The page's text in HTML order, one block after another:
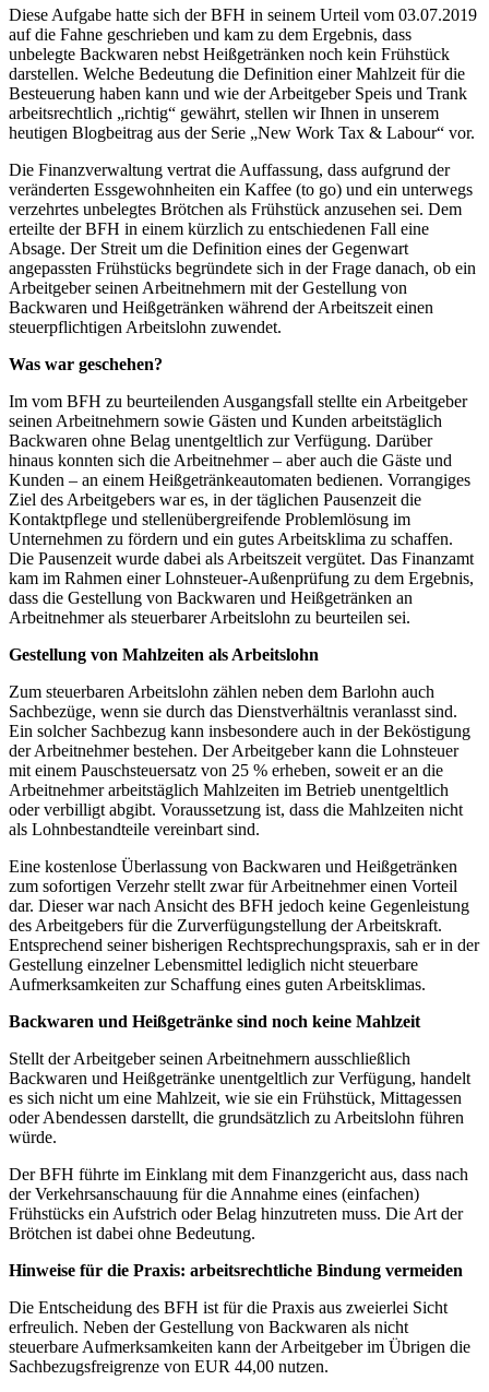
Diese Aufgabe hatte sich der BFH in seinem Urteil vom 03.07.2019
auf die Fahne geschrieben und kam zu dem Ergebnis, dass
unbelegte Backwaren nebst Heißgetränken noch kein Frühstück
darstellen. Welche Bedeutung die Definition einer Mahlzeit für die
Besteuerung haben kann und wie der Arbeitgeber Speis und Trank
arbeitsrechtlich „richtig“ gewährt, stellen wir Ihnen in unserem
heutigen Blogbeitrag aus der Serie „New Work Tax & Labour“ vor.
Die Finanzverwaltung vertrat die Auffassung, dass aufgrund der
veränderten Essgewohnheiten ein Kaffee (to go) und ein unterwegs
verzehrtes unbelegtes Brötchen als Frühstück anzusehen sei. Dem
erteilte der BFH in einem kürzlich zu entschiedenen Fall eine
Absage. Der Streit um die Definition eines der Gegenwart
angepassten Frühstücks begründete sich in der Frage danach, ob ein
Arbeitgeber seinen Arbeitnehmern mit der Gestellung von
Backwaren und Heißgetränken während der Arbeitszeit einen
steuerpflichtigen Arbeitslohn zuwendet.
Was war geschehen?
Im vom BFH zu beurteilenden Ausgangsfall stellte ein Arbeitgeber
seinen Arbeitnehmern sowie Gästen und Kunden arbeitstäglich
Backwaren ohne Belag unentgeltlich zur Verfügung. Darüber
hinaus konnten sich die Arbeitnehmer – aber auch die Gäste und
Kunden – an einem Heißgetränkeautomaten bedienen. Vorrangiges
Ziel des Arbeitgebers war es, in der täglichen Pausenzeit die
Kontaktpflege und stellenübergreifende Problemlösung im
Unternehmen zu fördern und ein gutes Arbeitsklima zu schaffen.
Die Pausenzeit wurde dabei als Arbeitszeit vergütet. Das Finanzamt
kam im Rahmen einer Lohnsteuer-Außenprüfung zu dem Ergebnis,
dass die Gestellung von Backwaren und Heißgetränken an
Arbeitnehmer als steuerbarer Arbeitslohn zu beurteilen sei.
Gestellung von Mahlzeiten als Arbeitslohn
Zum steuerbaren Arbeitslohn zählen neben dem Barlohn auch
Sachbezüge, wenn sie durch das Dienstverhältnis veranlasst sind.
Ein solcher Sachbezug kann insbesondere auch in der Beköstigung
der Arbeitnehmer bestehen. Der Arbeitgeber kann die Lohnsteuer
mit einem Pauschsteuersatz von 25 % erheben, soweit er an die
Arbeitnehmer arbeitstäglich Mahlzeiten im Betrieb unentgeltlich
oder verbilligt abgibt. Voraussetzung ist, dass die Mahlzeiten nicht
als Lohnbestandteile vereinbart sind.
Eine kostenlose Überlassung von Backwaren und Heißgetränken
zum sofortigen Verzehr stellt zwar für Arbeitnehmer einen Vorteil
dar. Dieser war nach Ansicht des BFH jedoch keine Gegenleistung
des Arbeitgebers für die Zurverfügungstellung der Arbeitskraft.
Entsprechend seiner bisherigen Rechtsprechungspraxis, sah er in der
Gestellung einzelner Lebensmittel lediglich nicht steuerbare
Aufmerksamkeiten zur Schaffung eines guten Arbeitsklimas.
Backwaren und Heißgetränke sind noch keine Mahlzeit
Stellt der Arbeitgeber seinen Arbeitnehmern ausschließlich
Backwaren und Heißgetränke unentgeltlich zur Verfügung, handelt
es sich nicht um eine Mahlzeit, wie sie ein Frühstück, Mittagessen
oder Abendessen darstellt, die grundsätzlich zu Arbeitslohn führen
würde.
Der BFH führte im Einklang mit dem Finanzgericht aus, dass nach
der Verkehrsanschauung für die Annahme eines (einfachen)
Frühstücks ein Aufstrich oder Belag hinzutreten muss. Die Art der
Brötchen ist dabei ohne Bedeutung.
Hinweise für die Praxis: arbeitsrechtliche Bindung vermeiden
Die Entscheidung des BFH ist für die Praxis aus zweierlei Sicht
erfreulich. Neben der Gestellung von Backwaren als nicht
steuerbare Aufmerksamkeiten kann der Arbeitgeber im Übrigen die
Sachbezugsfreigrenze von EUR 44,00 nutzen.